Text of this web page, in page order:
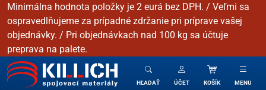
Minimálna hodnota položky je 2 eurá bez DPH. / Veľmi sa
ospravedlňujeme za prípadné zdržanie pri príprave vašej
objednávky. / Pri objednávkach nad 100 kg sa účtuje
preprava na palete.
KILLICH - Spojovacie materiály
HĽADAŤ ÚČET KOŠÍK MENU